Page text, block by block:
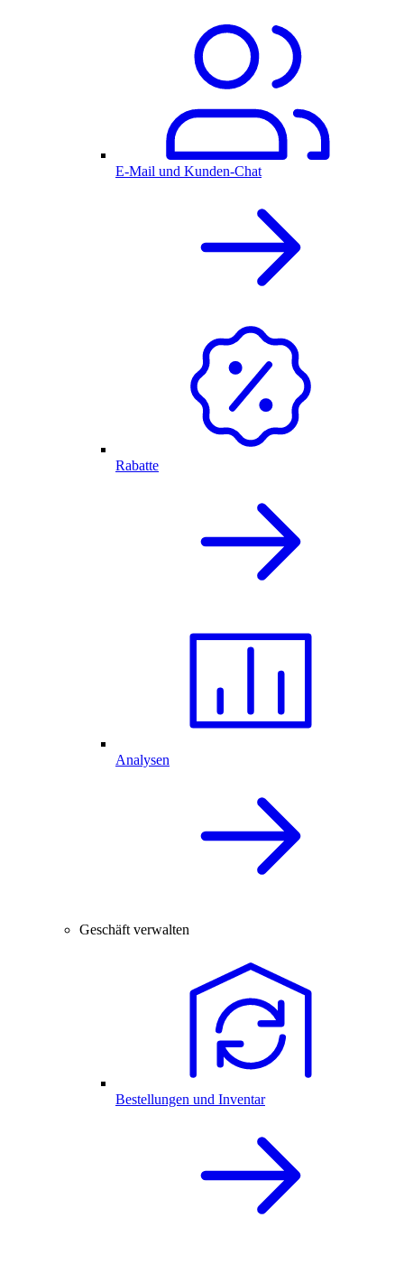
E-Mail und Kunden-Chat
Rabatte
Analysen
Geschäft verwalten
Bestellungen und Inventar